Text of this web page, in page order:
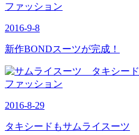
ファッション
2016-9-8
新作BONDスーツが完成！
ファッション
2016-8-29
タキシードもサムライスーツ